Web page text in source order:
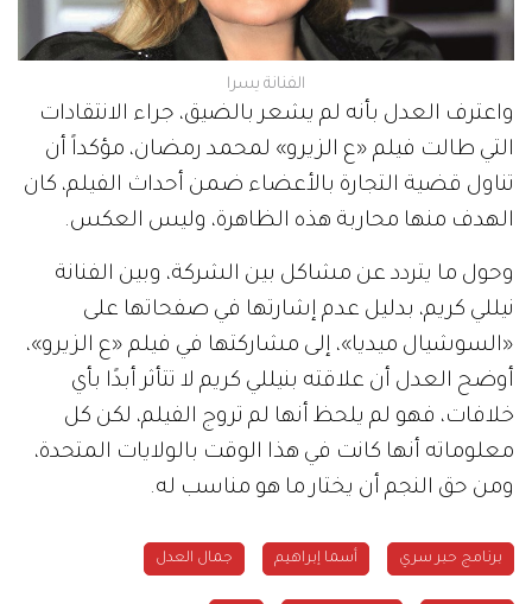
الفنانة يسرا
واعترف العدل بأنه لم يشعر بالضيق، جراء الانتقادات
التي طالت فيلم «ع الزيرو» لمحمد رمضان، مؤكداً أن
تناول قضية التجارة بالأعضاء ضمن أحداث الفيلم، كان
الهدف منها محاربة هذه الظاهرة، وليس العكس.
وحول ما يتردد عن مشاكل بين الشركة، وبين الفنانة
نيللي كريم، بدليل عدم إشارتها في صفحاتها على
«السوشيال ميديا»، إلى مشاركتها في فيلم «ع الزيرو»،
أوضح العدل أن علاقته بنيللي كريم لا تتأثر أبدًا بأي
خلافات، فهو لم يلحظ أنها لم تروج الفيلم، لكن كل
معلوماته أنها كانت في هذا الوقت بالولايات المتحدة،
ومن حق النجم أن يختار ما هو مناسب له.
برنامج حبر سري أسما إبراهيم جمال العدل